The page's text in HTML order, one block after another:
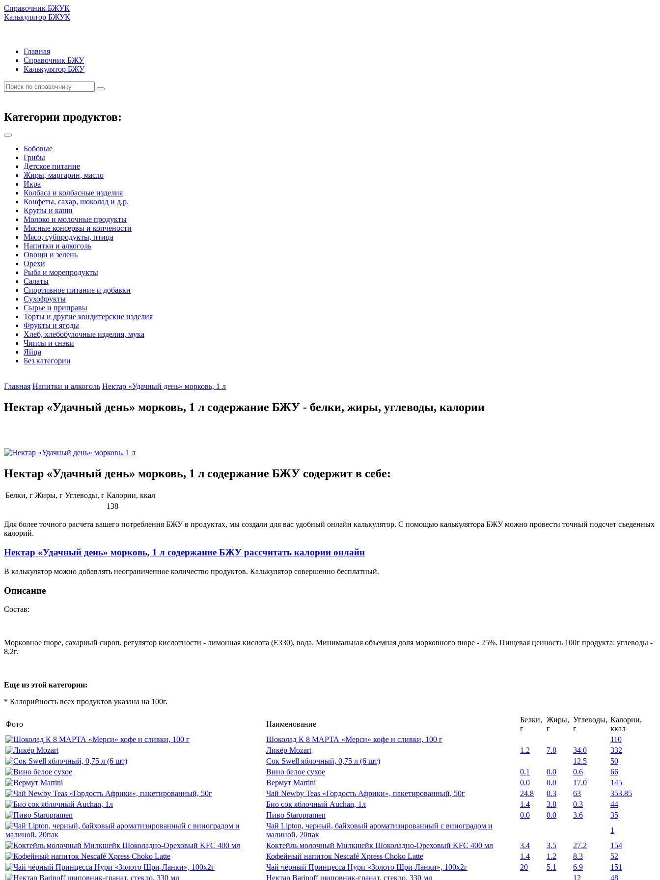
Справочник БЖУК
Калькулятор БЖУК
Главная
Справочник БЖУ
Калькулятор БЖУ
Категории продуктов:
Бобовые
Грибы
Детское питание
Жиры, маргарин, масло
Икра
Колбаса и колбасные изделия
Конфеты, сахар, шоколад и д.р.
Крупы и каши
Молоко и молочные продукты
Мясные консервы и копчености
Мясо, субпродукты, птица
Напитки и алкоголь
Овощи и зелень
Орехи
Рыба и морепродукты
Салаты
Спортивное питание и добавки
Сухофрукты
Сырье и приправы
Торты и другие кондитерские изделия
Фрукты и ягоды
Хлеб, хлебобулочные изделия, мука
Чипсы и снэки
Яйца
Без категории
Главная Напитки и алкоголь Нектар «Удачный день» морковь, 1 л
Нектар «Удачный день» морковь, 1 л содержание БЖУ - белки, жиры, углеводы, калории
Нектар «Удачный день» морковь, 1 л содержание БЖУ содержит в себе:
Белки, г Жиры, г Углеводы, г Калории, ккал
138
Для более точного расчета вашего потребления БЖУ в продуктах, мы создали для вас удобный онлайн калькулятор. С помощью калькулятора БЖУ можно провести точный подсчет съеденных
калорий.
Нектар «Удачный день» морковь, 1 л содержание БЖУ рассчитать калории онлайн
В калькулятор можно добавлять неограниченное количество продуктов. Калькулятор совершенно бесплатный.
Описание
Состав:
Морковное пюре, сахарный сироп, регулятор кислотности - лимонная кислота (Е330), вода. Минимальная объемная доля морковного пюре - 25%. Пищевая ценность 100г продукта: углеводы -
8,2г.
Еще из этой категории:
* Калорийность всех продуктов указана на 100г.
Фото Наименование
Белки,
г
Жиры,
г
Углеводы,
г
Калории,
ккал
Шоколад К 8 МАРТА «Мерси» кофе и сливки, 100 г
110
Ликёр Mozart
1.2 7.8 34.0
332
Сок Swell яблочный, 0,75 л (6 шт)
12.5
50
Вино белое сухое
0.1 0.0 0.6
66
Вермут Martini
0.0 0.0 17.0
145
Чай Newby Teas «Гордость Африки», пакетированный, 50г
24.8 0.3 63
353.85
Био сок яблочный Auchan, 1л
1.4 3.8 0.3
44
Пиво Staropramen
0.0 0.0 3.6
35
Чай Lipton, черный, байховый ароматизированный c виноградом и
малиной, 20пак
1
Коктейль молочный Милкшейк Шоколадно-Ореховый KFC 400 мл
3.4 3.5 27.2
154
Кофейный напиток Nescafé Xpress Choko Latte
1.4 1.2 8.3
52
Чай чёрный Принцесса Нури «Золото Шри-Ланки», 100х2г
20 5.1 6.9
151
Нектар Barinoff шиповник-гранат, стекло, 330 мл
12 48